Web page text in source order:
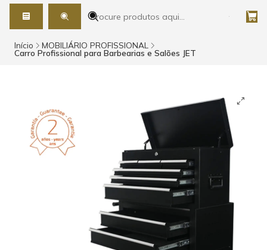
Início MOBILIÁRIO PROFISSIONAL
Carro Profissional para Barbearias e Salões JET